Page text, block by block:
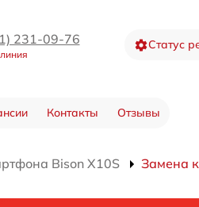
231-09-76 Статус
Контакты Отзывы
Bison X10S Замена